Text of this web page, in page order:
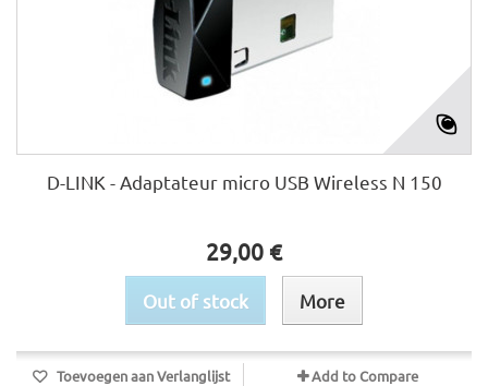
D-LINK - Adaptateur micro USB Wireless N 150
29,00 €
Out of stock More
Toevoegen aan Verlanglijst Add to Compare